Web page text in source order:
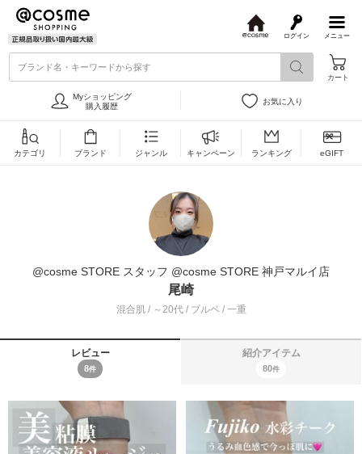
メニュー
ログイン
s
ブランド名・キーワードから探す
カート
Myショッピング
購入履歴
お気に入り
カテゴリ ブランド ジャンル キャンペーン ランキング eGIFT
@cosme STORE スタッフ @cosme STORE 神戸マルイ店
尾崎
混合肌 / ～20代 / ブルベ / 一重
レビュー
8件
紹介アイテム
80件